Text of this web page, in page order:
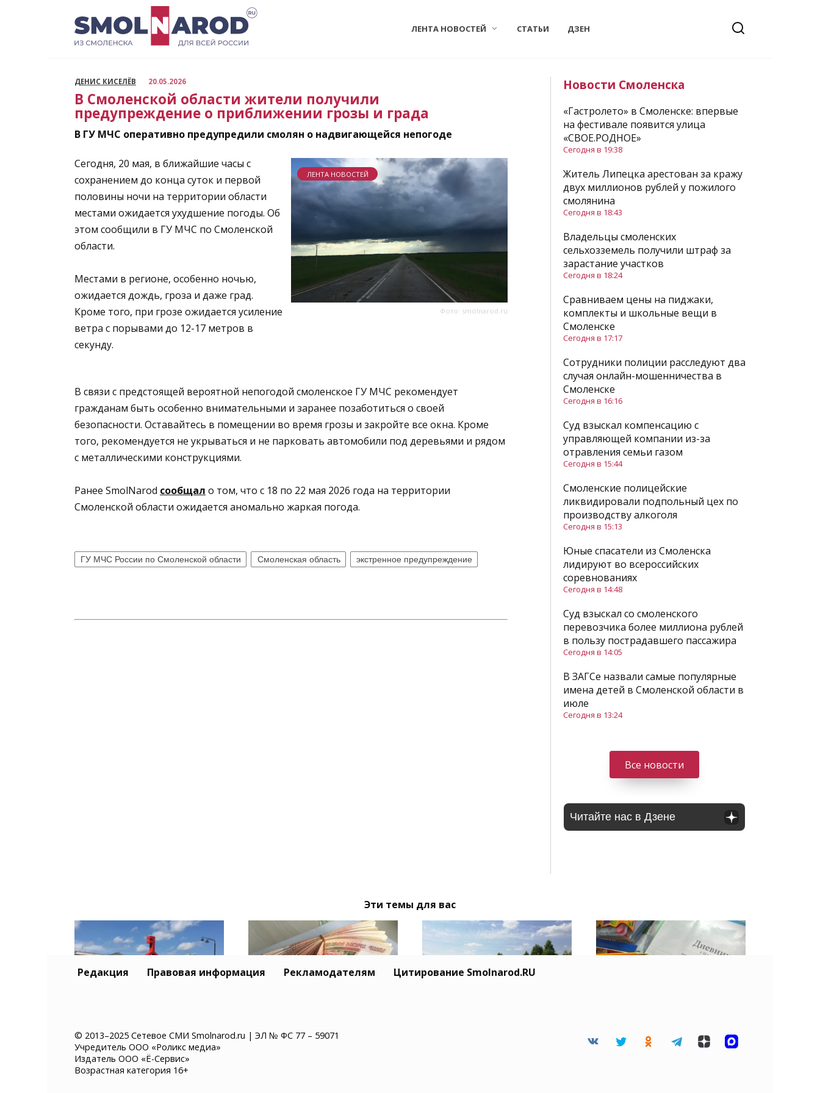
ЛЕНТА НОВОСТЕЙ СТАТЬИ ДЗЕН
ДЕНИС КИСЕЛЁВ 20.05.2026
В Смоленской области жители получили
предупреждение о приближении грозы и града
В ГУ МЧС оперативно предупредили смолян о надвигающейся непогоде
Фото: smolnarod.ru
ЛЕНТА НОВОСТЕЙ
Сегодня, 20 мая, в ближайшие часы с
сохранением до конца суток и первой
половины ночи на территории области
местами ожидается ухудшение погоды. Об
этом сообщили в ГУ МЧС по Смоленской
области.
Местами в регионе, особенно ночью,
ожидается дождь, гроза и даже град.
Кроме того, при грозе ожидается усиление
ветра с порывами до 12-17 метров в
секунду.
В связи с предстоящей вероятной непогодой смоленское ГУ МЧС рекомендует
гражданам быть особенно внимательными и заранее позаботиться о своей
безопасности. Оставайтесь в помещении во время грозы и закройте все окна. Кроме
того, рекомендуется не укрываться и не парковать автомобили под деревьями и рядом
с металлическими конструкциями.
Ранее SmolNarod сообщал о том, что с 18 по 22 мая 2026 года на территории
Смоленской области ожидается аномально жаркая погода.
ГУ МЧС России по Смоленской области Смоленская область экстренное предупреждение
Новости Смоленска
«Гастролето» в Смоленске: впервые
на фестивале появится улица
«СВОЕ.РОДНОЕ»
Сегодня в 19:38
Житель Липецка арестован за кражу
двух миллионов рублей у пожилого
смолянина
Сегодня в 18:43
Владельцы смоленских
сельхозземель получили штраф за
зарастание участков
Сегодня в 18:24
Сравниваем цены на пиджаки,
комплекты и школьные вещи в
Смоленске
Сегодня в 17:17
Сотрудники полиции расследуют два
случая онлайн-мошенничества в
Смоленске
Сегодня в 16:16
Суд взыскал компенсацию с
управляющей компании из-за
отравления семьи газом
Сегодня в 15:44
Смоленские полицейские
ликвидировали подпольный цех по
производству алкоголя
Сегодня в 15:13
Юные спасатели из Смоленска
лидируют во всероссийских
соревнованиях
Сегодня в 14:48
Суд взыскал со смоленского
перевозчика более миллиона рублей
в пользу пострадавшего пассажира
Сегодня в 14:05
В ЗАГСе назвали самые популярные
имена детей в Смоленской области в
июле
Сегодня в 13:24
Все новости
Читайте нас в Дзене
Эти темы для вас
«Гастролето» в
Смоленске: впервые на
фестивале появится
улица «СВОЕ.РОДНОЕ»
Житель Липецка
Сравниваем цены на
пиджаки, комплекты и
Редакция Правовая информация Рекламодателям Цитирование Smolnarod.RU
© 2013–2025 Сетевое СМИ Smolnarod.ru | ЭЛ № ФС 77 – 59071
Учредитель ООО «Роликс медиа»
Издатель ООО «Ё-Сервис»
Возрастная категория 16+